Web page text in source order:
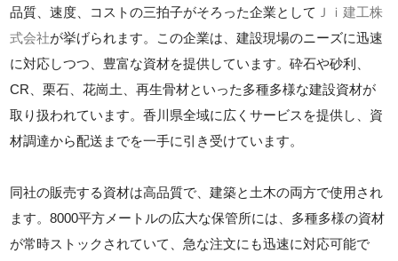
品質、速度、コストの三拍子がそろった企業として Ｊｉ建工株
式会社が挙げられます。この企業は、建設現場のニーズに迅速
に対応しつつ、豊富な資材を提供しています。砕石や砂利、
CR、栗石、花崗土、再生骨材といった多種多様な建設資材が
取り扱われています。香川県全域に広くサービスを提供し、資
材調達から配送までを一手に引き受けています。
同社の販売する資材は高品質で、建築と土木の両方で使用され
ます。8000平方メートルの広大な保管所には、多種多様の資材
が常時ストックされていて、急な注文にも迅速に対応可能で